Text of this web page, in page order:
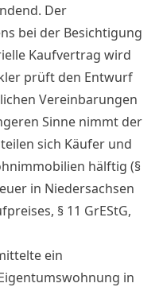
Der
bei der Besichtigung
Kaufvertrag wird
prüft den Entwurf
Vereinbarungen
Sinne nimmt der
sich Käufer und
hälftig (§
in Niedersachsen
§ 11 GrEStG,
ein
in